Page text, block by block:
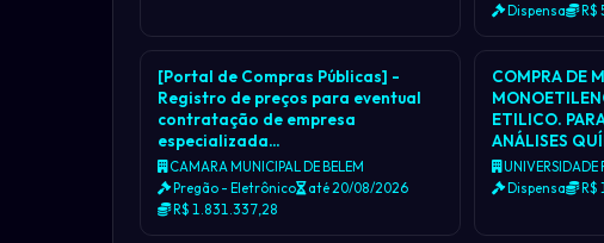
Dispensa
R$
[Portal de Compras Públicas] -
Registro de preços para eventual
contratação de empresa
especializada…
CAMARA MUNICIPAL DE BELEM
Pregão - Eletrônico até 20/08/2026
R$ 1.831.337,28
COMPRA DE
ETILICO.
ANÁLISES
UNIVERSIDADE
Dispensa
R$